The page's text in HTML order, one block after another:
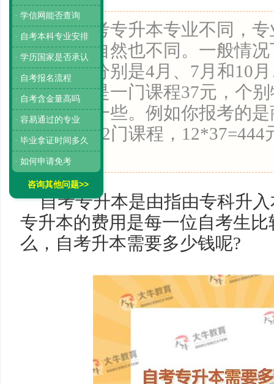
导读：自考专升本专业不同，
同，费用自然也不同。一般情
次考试，分别是4月、7月和10
费用一般是一门课程37元，个
会比较高一些。例如你报考的
个专业共12门课程，12*37=444
学...
自考专升本是由指由专科升
专升本的费用是每一位自考生
么，自考升本需要多少钱呢?
· 学信网能否查询
· 自考本科专业安排
· 学历国家是否承认
· 自考报名流程
· 自考含金量高吗
· 容易通过的专业
· 毕业拿证时间多久
· 如何申请免考
咨询其他问题>>